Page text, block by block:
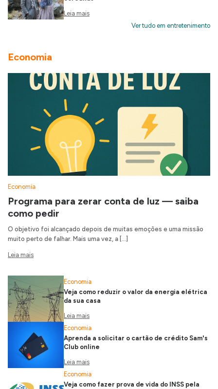
Leia mais
Ver tudo em entretenimento
Economia
Economia
Programa para zerar conta de luz — saiba
como pedir
O objetivo foi alcançado depois de muitas emoções e uma missão
muito perto de falhar. Mais uma vez, a […]
Leia mais
Economia
Veja como reduzir o valor da energia elétrica
da sua casa
Leia mais
Economia
Aprenda a solicitar o cartão de crédito Sam's
Club online
Leia mais
Economia
Veja como fazer prova de vida do INSS pela